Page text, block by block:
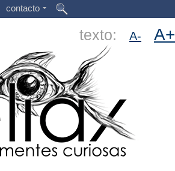
contacto
texto: A- A+